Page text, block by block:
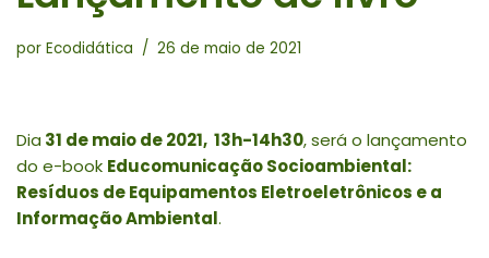
por Ecodidática 26 de maio de 2021
Dia 31 de maio de 2021, 13h-14h30, será o lançamento
do e-book Educomunicação Socioambiental:
Resíduos de Equipamentos Eletroeletrônicos e a
Informação Ambiental.